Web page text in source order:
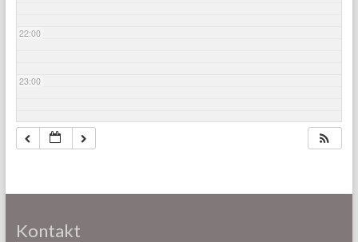
22:00
23:00
Kontakt